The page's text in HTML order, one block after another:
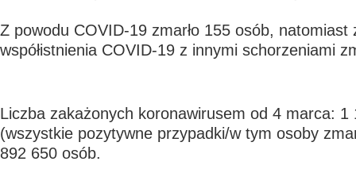
Z powodu COVID-19 zmarło 155 osób, natomiast
współistnienia COVID-19 z innymi schorzeniami
Liczba zakażonych koronawirusem od 4 marca: 1
(wszystkie pozytywne przypadki/w tym osoby
892 650 osób.